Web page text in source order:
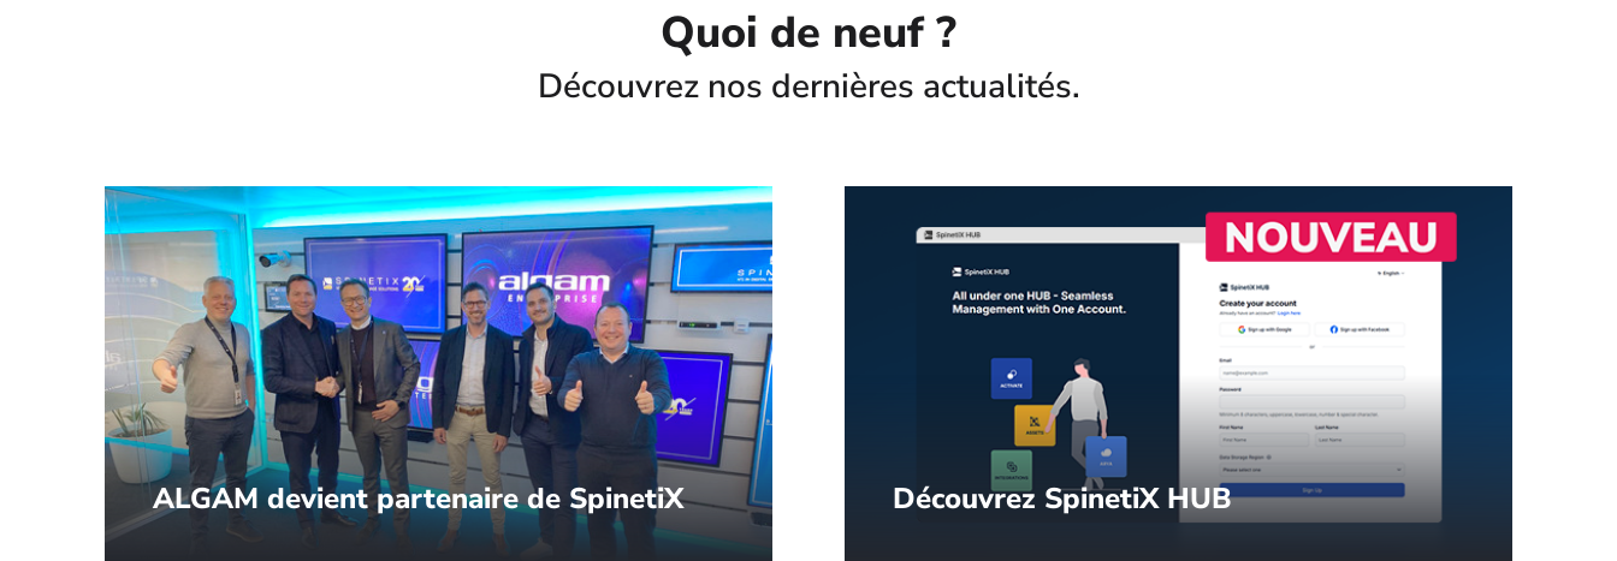
Quoi de neuf ?
Découvrez nos dernières actualités.
ALGAM devient partenaire de SpinetiX
SpinetiX nomme ALGAM Enterprise comme partenaire de
Découvrez SpinetiX HUB